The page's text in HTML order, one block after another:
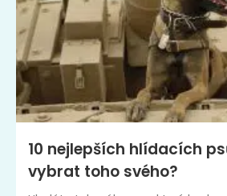
10 nejlepších hlídacích
vybrat toho svého?